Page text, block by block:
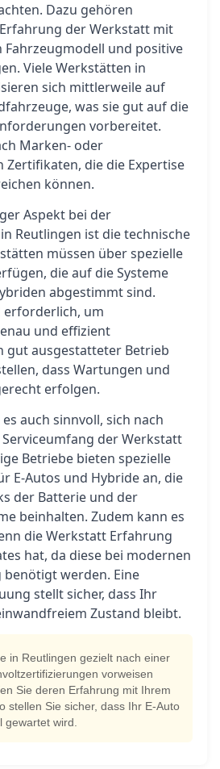
Dazu gehören
der Werkstatt mit
Fahrzeugmodell und positive
Viele Werkstätten in
sich mittlerweile auf
was sie gut auf die
vorbereitet.
Marken- oder
Zertifikaten, die die Expertise
können.
Aspekt bei der
Reutlingen ist die technische
müssen über spezielle
die auf die Systeme
abgestimmt sind.
erforderlich, um
und effizient
gut ausgestatteter Betrieb
dass Wartungen und
erfolgen.
auch sinnvoll, sich nach
der Werkstatt
Betriebe bieten spezielle
E-Autos und Hybride an, die
der Batterie und der
beinhalten. Zudem kann es
die Werkstatt Erfahrung
hat, da diese bei modernen
benötigt werden. Eine
stellt sicher, dass Ihr
Zustand bleibt.
in Reutlingen gezielt nach einer
vorweisen
Sie deren Erfahrung mit Ihrem
stellen Sie sicher, dass Ihr E-Auto
gewartet wird.